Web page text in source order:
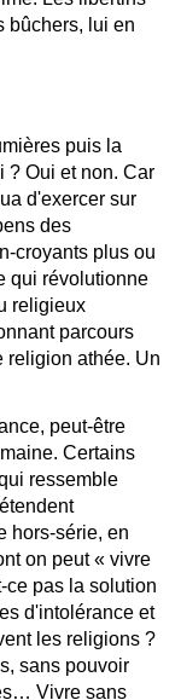
bûchers, lui en
puis la
? Oui et non. Car
d'exercer sur
des
croyants plus ou
qui révolutionne
religieux
parcours
religion athée. Un
peut-être
Certains
ressemble
hors-série, en
on peut « vivre
ce pas la solution
d'intolérance et
les religions ?
sans pouvoir
Vivre sans